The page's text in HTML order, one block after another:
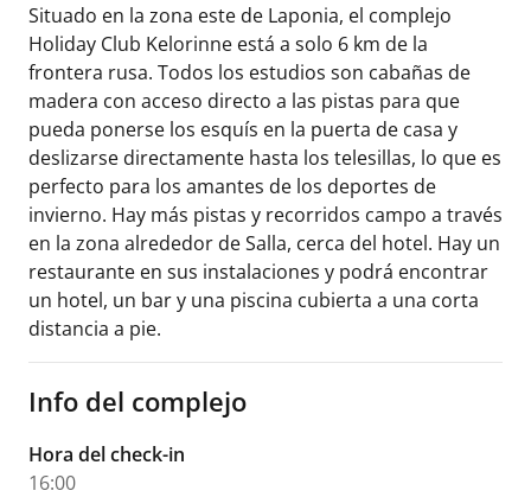
Situado en la zona este de Laponia, el complejo
Holiday Club Kelorinne está a solo 6 km de la
frontera rusa. Todos los estudios son cabañas de
madera con acceso directo a las pistas para que
pueda ponerse los esquís en la puerta de casa y
deslizarse directamente hasta los telesillas, lo que es
perfecto para los amantes de los deportes de
invierno. Hay más pistas y recorridos campo a través
en la zona alrededor de Salla, cerca del hotel. Hay un
restaurante en sus instalaciones y podrá encontrar
un hotel, un bar y una piscina cubierta a una corta
distancia a pie.
Info del complejo
Hora del check-in
16:00